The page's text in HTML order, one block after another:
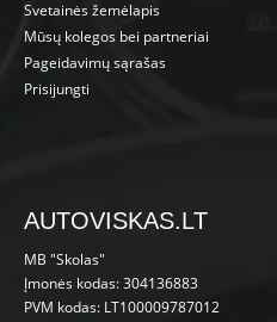
Svetainės žemėlapis
Mūsų kolegos bei partneriai
Pageidavimų sąrašas
Prisijungti
AUTOVISKAS.LT
MB "Skolas"
Įmonės kodas: 304136883
PVM kodas: LT100009787012